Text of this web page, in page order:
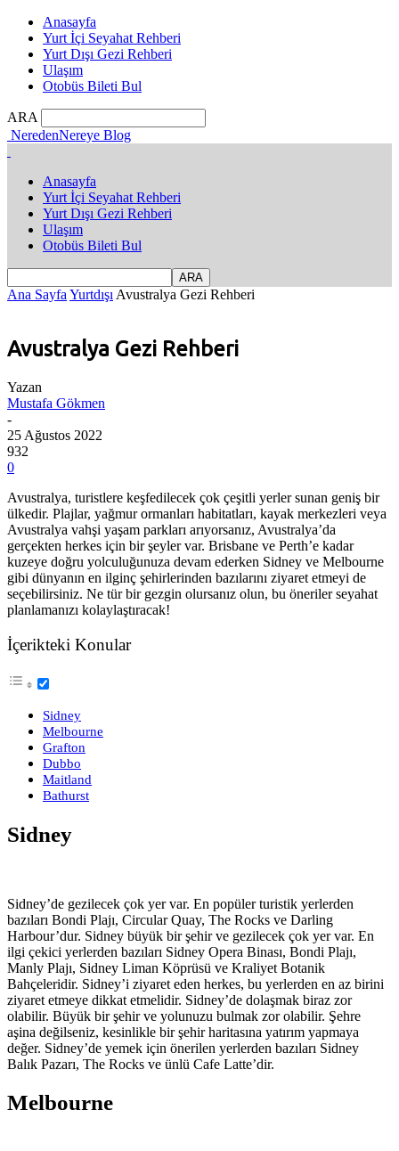
Anasayfa
Yurt İçi Seyahat Rehberi
Yurt Dışı Gezi Rehberi
Ulaşım
Otobüs Bileti Bul
ARA
NeredenNereye Blog
Anasayfa
Yurt İçi Seyahat Rehberi
Yurt Dışı Gezi Rehberi
Ulaşım
Otobüs Bileti Bul
Ana Sayfa Yurtdışı Avustralya Gezi Rehberi
Avustralya Gezi Rehberi
Yazan
Mustafa Gökmen
-
25 Ağustos 2022
932
0
Avustralya, turistlere keşfedilecek çok çeşitli yerler sunan geniş bir
ülkedir. Plajlar, yağmur ormanları habitatları, kayak merkezleri veya
Avustralya vahşi yaşam parkları arıyorsanız, Avustralya’da
gerçekten herkes için bir şeyler var. Brisbane ve Perth’e kadar
kuzeye doğru yolculuğunuza devam ederken Sidney ve Melbourne
gibi dünyanın en ilginç şehirlerinden bazılarını ziyaret etmeyi de
seçebilirsiniz. Ne tür bir gezgin olursanız olun, bu öneriler seyahat
planlamanızı kolaylaştıracak!
İçerikteki Konular
Sidney
Melbourne
Grafton
Dubbo
Maitland
Bathurst
Sidney
Sidney’de gezilecek çok yer var. En popüler turistik yerlerden
bazıları Bondi Plajı, Circular Quay, The Rocks ve Darling
Harbour’dur. Sidney büyük bir şehir ve gezilecek çok yer var. En
ilgi çekici yerlerden bazıları Sidney Opera Binası, Bondi Plajı,
Manly Plajı, Sidney Liman Köprüsü ve Kraliyet Botanik
Bahçeleridir. Sidney’i ziyaret eden herkes, bu yerlerden en az birini
ziyaret etmeye dikkat etmelidir. Sidney’de dolaşmak biraz zor
olabilir. Büyük bir şehir ve yolunuzu bulmak zor olabilir. Şehre
aşina değilseniz, kesinlikle bir şehir haritasına yatırım yapmaya
değer. Sidney’de yemek için önerilen yerlerden bazıları Sidney
Balık Pazarı, The Rocks ve ünlü Cafe Latte’dir.
Melbourne